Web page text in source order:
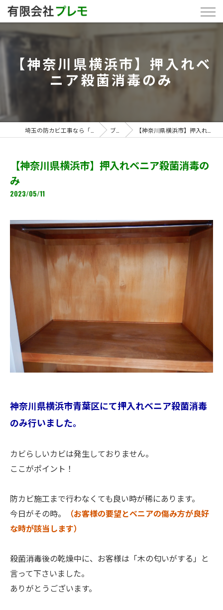
【神奈川県横浜市】押入れベ
ニア殺菌消毒のみ
ブログ 【神奈川県横浜市】押入れベニア殺菌消毒のみ
【神奈川県横浜市】押入れベニア殺菌消毒の
み
2023/05/11
神奈川県横浜市青葉区にて押入れベニア殺菌消毒
のみ行いました。
カビらしいカビは発生しておりません。
ここがポイント！
防カビ施工まで行わなくても良い時が稀にあります。
今日がその時。
（お客様の要望とベニアの傷み方が良好
な時が該当します）
殺菌消毒後の乾燥中に、お客様は「木の匂いがする」と
言って下さいました。
ありがとうございます。